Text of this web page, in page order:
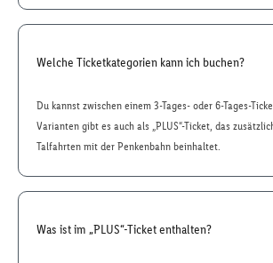
Welche Ticketkategorien kann ich buchen?
Du kannst zwischen einem 3-Tages- oder 6-Tages-
Varianten gibt es auch als „PLUS“-Ticket, das
Talfahrten mit der Penkenbahn beinhaltet.
Was ist im „PLUS“-Ticket enthalten?